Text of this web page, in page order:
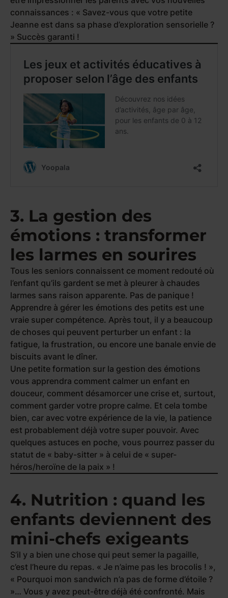
connaissances : « Savez-vous que votre petite
Jeanne est dans sa phase d’exploration sensorielle ?
» Succès garanti !
3. La gestion des
émotions : transformer
les larmes en sourires
Tous les seniors connaissent ce moment redouté où
l’enfant qu’ils gardent se met à pleurer à chaudes
larmes sans raison apparente. Pas de panique !
Apprendre à gérer les émotions des petits est une
vraie super compétence. Après tout, il y a beaucoup
de choses qui peuvent perturber un enfant : la
fatigue, la frustration, ou encore une banale envie de
biscuits avant le dîner.
Une petite formation sur la gestion des émotions
vous apprendra comment calmer un enfant en
douceur, comment désamorcer une crise et, surtout,
comment garder votre propre calme. Et cela tombe
bien, car avec votre expérience de la vie, la patience
est probablement déjà votre super pouvoir. Avec
quelques astuces en poche, vous pourrez passer du
statut de « baby-sitter » à celui de « super-
héros/heroïne de la paix » !
4. Nutrition : quand les
enfants deviennent des
mini-chefs exigeants
S’il y a bien une chose qui peut semer la pagaille,
c’est l’heure du repas. « Je n’aime pas les brocolis ! »,
« Pourquoi mon sandwich n’a pas de forme d’étoile ?
»… Vous y avez peut-être déjà été confronté. Mais